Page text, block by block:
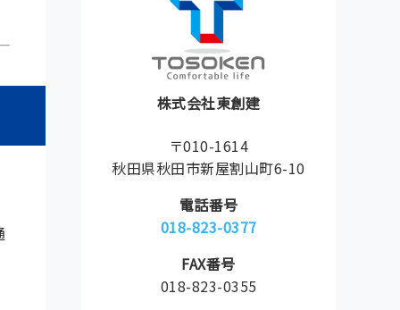
株式会社東創建
〒010-1614
秋田県秋田市新屋割山町6-10
電話番号
018-823-0377
FAX番号
018-823-0355